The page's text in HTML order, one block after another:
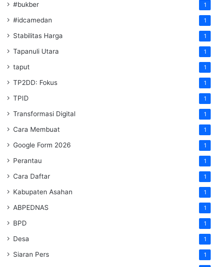
#bukber 1
#idcamedan 1
Stabilitas Harga 1
Tapanuli Utara 1
taput 1
TP2DD: Fokus 1
TPID 1
Transformasi Digital 1
Cara Membuat 1
Google Form 2026 1
Perantau 1
Cara Daftar 1
Kabupaten Asahan 1
ABPEDNAS 1
BPD 1
Desa 1
Siaran Pers 1